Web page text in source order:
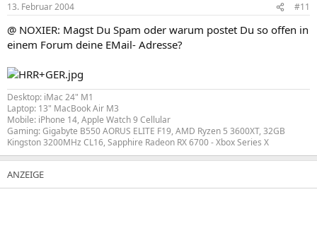
13. Februar 2004 #11
@ NOXIER: Magst Du Spam oder warum postet Du so offen in
einem Forum deine EMail- Adresse?
Desktop: iMac 24" M1
Laptop: 13" MacBook Air M3
Mobile: iPhone 14, Apple Watch 9 Cellular
Gaming: Gigabyte B550 AORUS ELITE F19, AMD Ryzen 5 3600XT, 32GB
Kingston 3200MHz CL16, Sapphire Radeon RX 6700 - Xbox Series X